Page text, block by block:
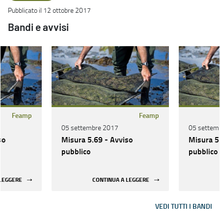
Pubblicato il 12 ottobre 2017
Bandi e avvisi
Feamp
Feamp
05 settembre 2017
Misura 5.69 - Avviso
pubblico
CONTINUA A LEGGERE
05
Misura
pubblico
VEDI TUTTI I BANDI